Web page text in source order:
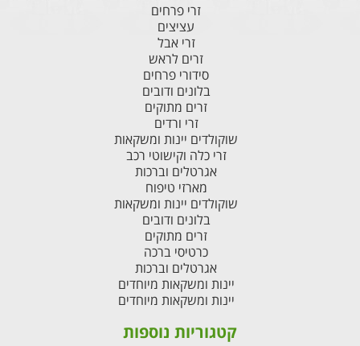
זרי פרחים
עציצים
זרי אבל
זרים לראש
סידורי פרחים
בלונים ודובים
זרים מתוקים
זרי ורדים
שוקולדים יינות ומשקאות
זרי כלה וקישוטי רכב
אגרטלים וברכות
מארזי טיפוח
שוקולדים יינות ומשקאות
בלונים ודובים
זרים מתוקים
כרטיסי ברכה
אגרטלים וברכות
יינות ומשקאות מיוחדים
יינות ומשקאות מיוחדים
קטגוריות נוספות